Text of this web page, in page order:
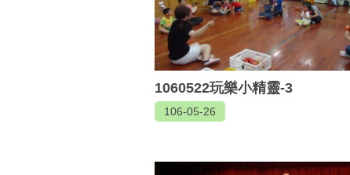
1060522玩樂小精靈-3
106-05-26